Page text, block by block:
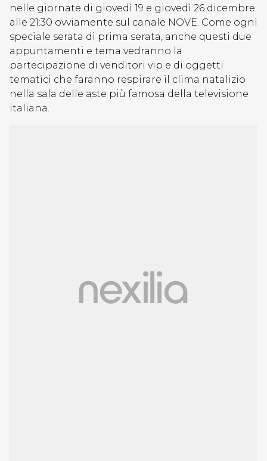
nelle giornate di giovedì 19 e giovedì 26 dicembre
alle 21:30 ovviamente sul canale NOVE. Come ogni
speciale serata di prima serata, anche questi due
appuntamenti e tema vedranno la
partecipazione di venditori vip e di oggetti
tematici che faranno respirare il clima natalizio
nella sala delle aste più famosa della televisione
italiana.